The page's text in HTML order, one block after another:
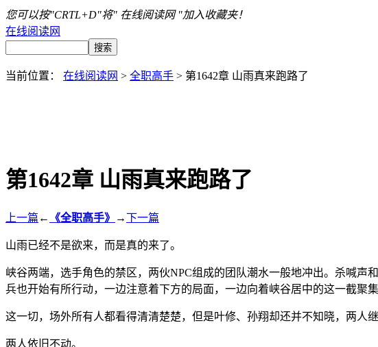
您可以按"CRTL+D"将" 在线阅读网 "加入收藏夹！
在线阅读网
当前位置： 在线阅读网 > 全职高手 > 第1642章 山雨真来跑路了
第1642章 山雨真来跑路了
上一篇 ← 《全职高手》 →下一篇
山雨已经不是欲来，而是真的来了。
峡谷两端，选手角色的禁区，两伙NPC组成的团队潮水一般地冲出。杀喊
兵也开始有所行动，一边注意着下方的局面，一边向着峡谷居中的这一截聚集
这一切，场外所有人都看得清清楚楚，但是叶修、孙翔却还并不知晓，两人
两人依旧不动。